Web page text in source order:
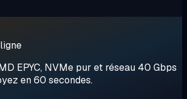
EPYC, NVMe pur et réseau 40 Gbps
en 60 secondes.